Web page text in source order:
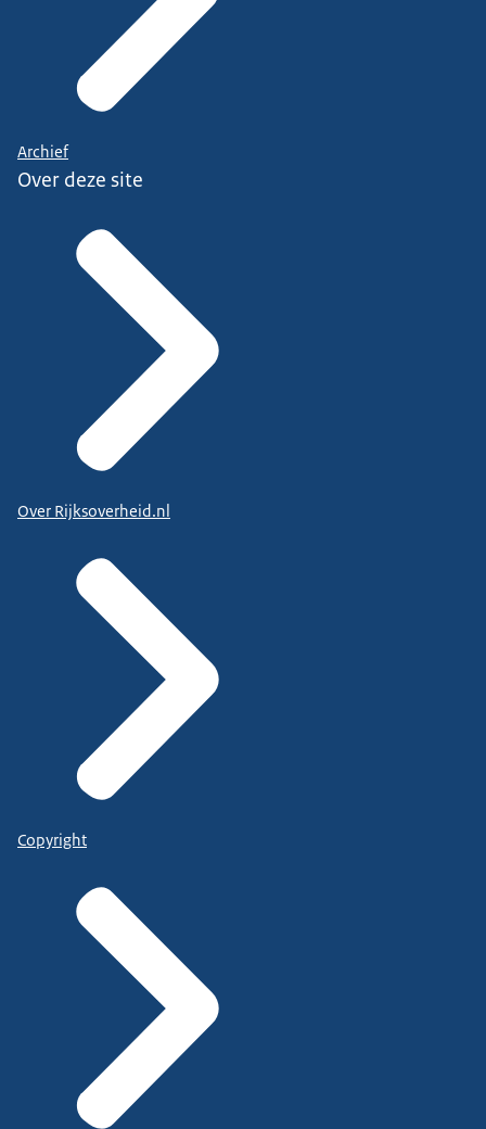
Archief
Over deze site
Over Rijksoverheid.nl
Copyright